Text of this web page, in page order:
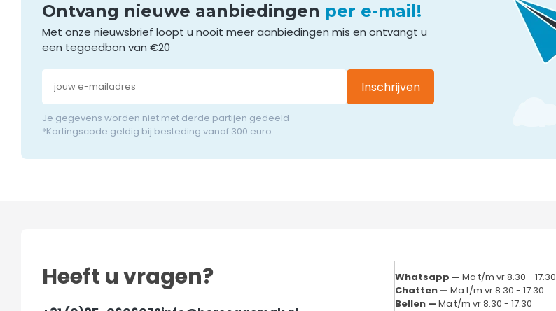
Ontvang nieuwe aanbiedingen per e-mail!
Met onze nieuwsbrief loopt u nooit meer aanbiedingen mis en ontvangt u
een tegoedbon van €20
Inschrijven
Je gegevens worden niet met derde partijen gedeeld
*Kortingscode geldig bij besteding vanaf 300 euro
Heeft u vragen? Whatsapp —Ma t/m vr 8.30 - 17.30
Chatten —Ma t/m vr 8.30 - 17.30
Bellen —Ma t/m vr 8.30 - 17.30